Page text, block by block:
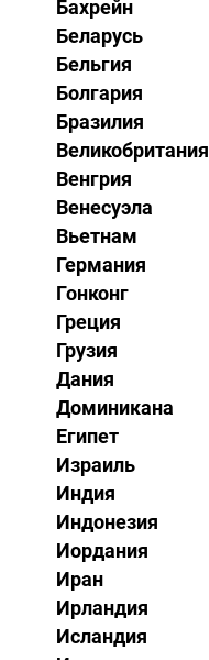
Бахрейн
Беларусь
Бельгия
Болгария
Бразилия
Великобритания
Венгрия
Венесуэла
Вьетнам
Германия
Гонконг
Греция
Грузия
Дания
Доминикана
Египет
Израиль
Индия
Индонезия
Иордания
Иран
Ирландия
Исландия